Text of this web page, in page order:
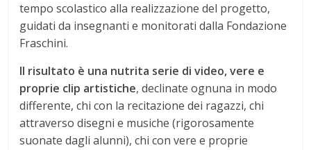
tempo scolastico alla realizzazione del progetto,
guidati da insegnanti e monitorati dalla Fondazione
Fraschini.
Il risultato è una nutrita serie di video, vere e
proprie clip artistiche, declinate ognuna in modo
differente, chi con la recitazione dei ragazzi, chi
attraverso disegni e musiche (rigorosamente
suonate dagli alunni), chi con vere e proprie